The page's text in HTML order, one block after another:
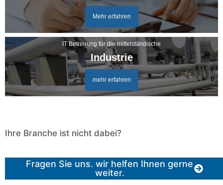
Mehr erfahren
IT Betreuung für die mittelständische
Industrie
mehr erfahren
Ihre Branche ist nicht dabei?
Fragen Sie uns. wir helfen Ihnen gerne
weiter.